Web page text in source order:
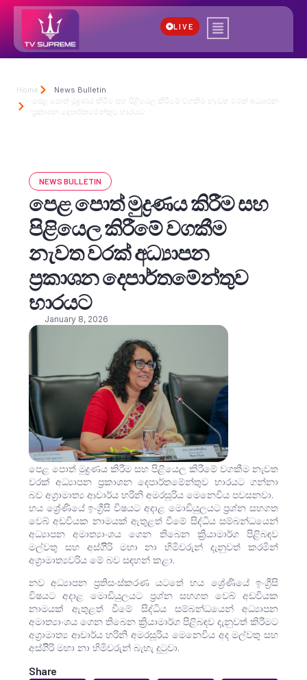
LIVE
Home
News Bulletin
පෙළ පොත් මුද්‍රණය කිරීම සහ පිළියෙල කිරීමේ වගකීම නැවත වරක් අධ්‍යාපන
ප්‍රකාශන දෙපාර්තමේන්තුව භාරයට
NEWS BULLETIN
පෙළ පොත් මුද්‍රණය කිරීම සහ
පිළියෙල කිරීමේ වගකීම
නැවත වරක් අධ්‍යාපන
ප්‍රකාශන දෙපාර්තමේන්තුව
භාරයට
January 8, 2026
පෙළ පොත් මුද්‍රණය කිරීම සහ පිළියෙල කිරීමේ වගකීම නැවත
වරක් අධ්‍යාපන ප්‍රකාශන දෙපාර්තමේන්තුව භාරයට ගන්නා
බව අග්‍රාමාත්‍ය ආචාර්ය හරිනි අමරසූරිය මෙනෙවිය පවසනවා.
හය ශ්‍රේණියේ ඉංග්‍රීසි විෂයට අදාළ මොඩියුලයට ප්‍රශ්න සහගත
වෙබ් අඩවියක නාමයක් ඇතුළත් වීමේ සිද්ධිය සම්බන්ධයෙන්
අධ්‍යාපන අමාත්‍යාංශය ගෙන තිබෙන ක්‍රියාමාර්ග පිළිබඳව
මල්වතු සහ අස්ගිිරි මහා නා හිමිවරුන් දැනුවත් කරමින්
අග්‍රාමාත්‍යවරිය මේ බව සඳහන් කළා.
නව අධ්‍යාපන ප්‍රතිසංස්කරණ යටතේ හය ශ්‍රේණියේ ඉංග්‍රීසි
විෂයට අදාළ මොඩියුලයට ප්‍රශ්න සහගත වෙබ් අඩවියක
නාමයක් ඇතුළත් වීමේ සිද්ධිය සම්බන්ධයෙන් අධ්‍යාපන
අමාත්‍යාංශය ගෙන තිබෙන ක්‍රියාමාර්ග පිළිබඳව දැනුවත් කිරීමට
අග්‍රාමාත්‍ය ආචාර්ය හරිනි අමරසූරිය මෙනෙවිය අද මල්වතු සහ
අස්ගිිරි මහා නා හිමිවරුන් බැහැ දුටුවා.
Share